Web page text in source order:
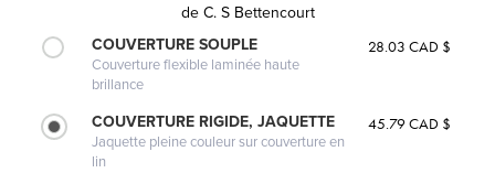
de C. S Bettencourt
COUVERTURE SOUPLE
Couverture flexible laminée haute
brillance
28.03 CAD $
COUVERTURE RIGIDE, JAQUETTE
Jaquette pleine couleur sur couverture en
lin
45.79 CAD $